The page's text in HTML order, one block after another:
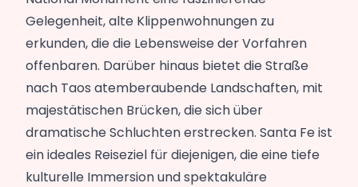
Gelegenheit, alte Klippenwohnungen zu
erkunden, die die Lebensweise der Vorfahren
offenbaren. Darüber hinaus bietet die Straße
nach Taos atemberaubende Landschaften, mit
majestätischen Brücken, die sich über
dramatische Schluchten erstrecken. Santa Fe ist
ein ideales Reiseziel für diejenigen, die eine tiefe
kulturelle Immersion und spektakuläre